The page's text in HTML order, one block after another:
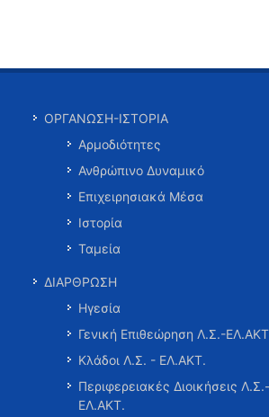
ΟΡΓΑΝΩΣΗ-ΙΣΤΟΡΙΑ
Αρμοδιότητες
Ανθρώπινο Δυναμικό
Επιχειρησιακά Μέσα
Ιστορία
Ταμεία
ΔΙΑΡΘΡΩΣΗ
Ηγεσία
Γενική Επιθεώρηση Λ.Σ.-
Κλάδοι Λ.Σ. - ΕΛ.ΑΚΤ.
Περιφερειακές Διοικήσεις Λ.Σ.-
ΕΛ.ΑΚΤ.